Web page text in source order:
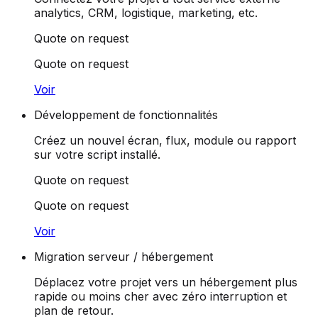
analytics, CRM, logistique, marketing, etc.
Quote on request
Quote on request
Voir
Développement de fonctionnalités
Créez un nouvel écran, flux, module ou rapport
sur votre script installé.
Quote on request
Quote on request
Voir
Migration serveur / hébergement
Déplacez votre projet vers un hébergement plus
rapide ou moins cher avec zéro interruption et
plan de retour.